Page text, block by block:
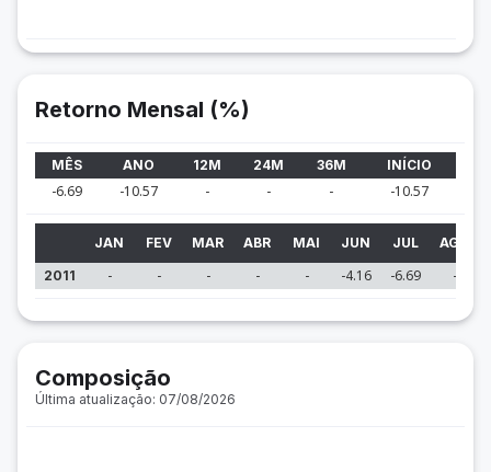
Retorno Mensal (%)
MÊS ANO 12M 24M 36M INÍCIO
-6.69 -10.57 - - - -10.57
JAN FEV MAR ABR MAI JUN JUL AGO
2011
- - - - - -4.16 -6.69 -
Composição
Última atualização: 07/08/2026